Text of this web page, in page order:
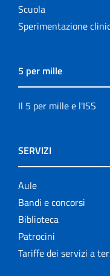
Scuola
Sperimentazione
5 per mille
Il 5 per mille e l'ISS
SERVIZI
Aule
Bandi e concorsi
Biblioteca
Patrocini
Tariffe dei servizi a